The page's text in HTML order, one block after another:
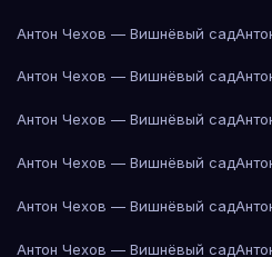
Антон Чехов — Вишнёвый сад
Антон Чехов — Вишнёвый сад
Антон Чехов — Вишнёвый сад
Антон Чехов — Вишнёвый сад
Антон Чехов — Вишнёвый сад
Антон Чехов — Вишнёвый сад